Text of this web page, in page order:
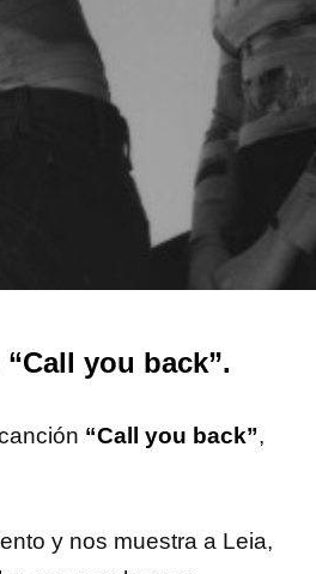
you back”.
“Call you back”,
y nos muestra a Leia,